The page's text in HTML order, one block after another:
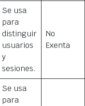
Se usa
para
distinguir
usuarios
y
sesiones.
No
Exenta
Se usa
para